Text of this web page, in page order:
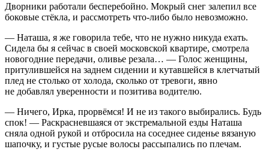
Дворники работали бесперебойно. Мокрый снег залепил все
боковые стёкла, и рассмотреть что-либо было невозможно.
— Наташа, я же говорила тебе, что не нужно никуда ехать.
Сидела бы я сейчас в своей московской квартире, смотрела
новогодние передачи, оливье резала… — Голос женщины,
притулившейся на заднем сидении и кутавшейся в клетчатый
плед не столько от холода, сколько от тревоги, явно
не добавлял уверенности и позитива водителю.
— Ничего, Ирка, прорвёмся! И не из такого выбирались. Будь
спок! — Раскрасневшаяся от экстремальной езды Наташа
сняла одной рукой и отбросила на соседнее сиденье вязаную
шапочку, и густые русые волосы рассыпались по плечам.